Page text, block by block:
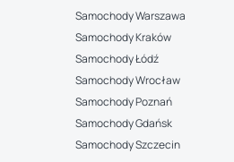
Samochody Warszawa
Samochody Kraków
Samochody Łódź
Samochody Wrocław
Samochody Poznań
Samochody Gdańsk
Samochody Szczecin